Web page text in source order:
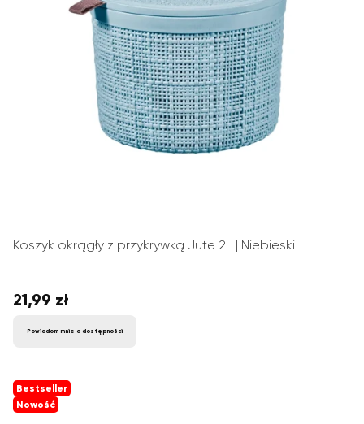
Koszyk okrągły z przykrywką Jute 2L | Niebieski
Cena
21,99 zł
Powiadom mnie o dostępności
Bestseller
Nowość